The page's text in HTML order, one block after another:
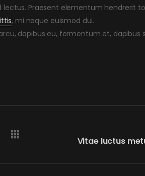
Praesent elementum hendrerit
, mi neque euismod dui.
dapibus eu, fermentum et, dapibus